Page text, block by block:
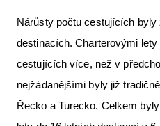
Nárůsty počtu cestujících
destinacích. Charterovými lety
cestujících více, než v
nejžádanějšími byly již
Řecko a Turecko. Celkem